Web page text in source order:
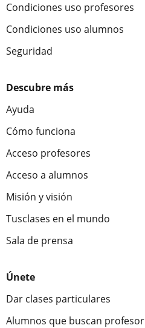
Condiciones uso profesores
Condiciones uso alumnos
Seguridad
Descubre más
Ayuda
Cómo funciona
Acceso profesores
Acceso a alumnos
Misión y visión
Tusclases en el mundo
Sala de prensa
Únete
Dar clases particulares
Alumnos que buscan profesor